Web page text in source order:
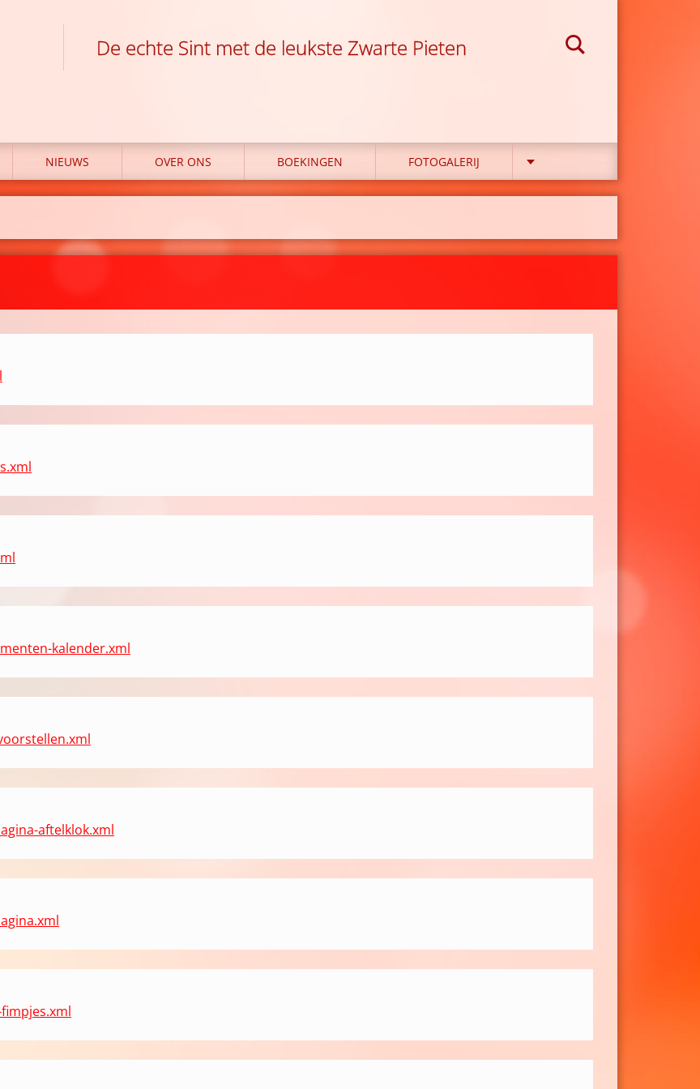
De echte Sint met de leukste Zwarte Pieten
NIEUWS OVER ONS BOEKINGEN FOTOGALERIJ
kalender.xml
aftelklok.xml